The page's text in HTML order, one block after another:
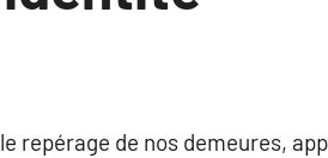
repérage de nos demeures,